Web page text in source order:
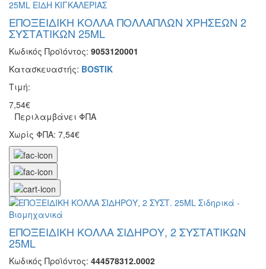
ΕΠΟΞΕΙΔΙΚΗ ΚΟΛΛΑ ΠΟΛΛΑΠΛΩΝ ΧΡΗΣΕΩΝ 2
ΣΥΣΤΑΤΙΚΩΝ 25ML
Κωδικός Προϊόντος: 9053120001
Κατασκευαστής: BOSTIK
Τιμή:
7,54€
Περιλαμβάνει ΦΠΑ
Χωρίς ΦΠΑ: 7,54€
ΕΠΟΞΕΙΔΙΚΗ ΚΟΛΛΑ ΣΙΔΗΡΟΥ, 2 ΣΥΣΤΑΤΙΚΩΝ
25ML
Κωδικός Προϊόντος: 444578312.0002